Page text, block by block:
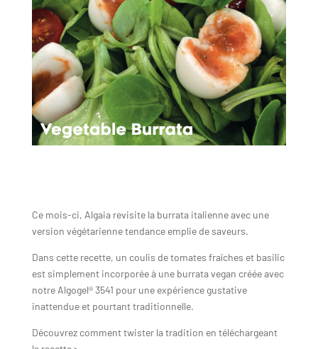
Ce mois-ci, Algaia revisite la burrata italienne avec une
version végétarienne tendance emplie de saveurs.
Dans cette recette, un coulis de tomates fraîches et basilic
est simplement incorporée à une burrata vegan créée avec
notre Algogel® 3541 pour une expérience gustative
inattendue et pourtant traditionnelle.
Découvrez comment twister la tradition en téléchargeant